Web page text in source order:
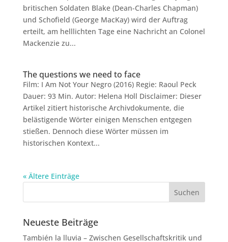
britischen Soldaten Blake (Dean-Charles Chapman)
und Schofield (George MacKay) wird der Auftrag
erteilt, am helllichten Tage eine Nachricht an Colonel
Mackenzie zu...
The questions we need to face
Film: I Am Not Your Negro (2016) Regie: Raoul Peck
Dauer: 93 Min. Autor: Helena Holl Disclaimer: Dieser
Artikel zitiert historische Archivdokumente, die
belästigende Wörter einigen Menschen entgegen
stießen. Dennoch diese Wörter müssen im
historischen Kontext...
« Ältere Einträge
Neueste Beiträge
También la lluvia – Zwischen Gesellschaftskritik und